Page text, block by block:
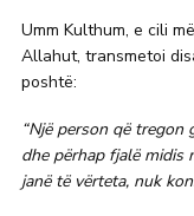
Umm Kulthum, e cili
Allahut, transmetoi
poshtë:
“Një person që tregon
dhe përhap fjalë midis
janë të vërteta, nuk